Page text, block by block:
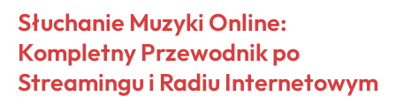
Słuchanie Muzyki Online:
Kompletny Przewodnik po
Streamingu i Radiu Internetowym